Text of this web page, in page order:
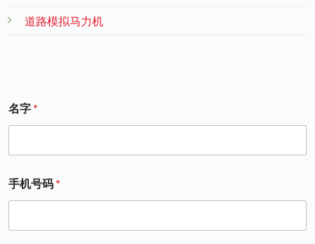
道路模拟马力机
名字*
手机号码*